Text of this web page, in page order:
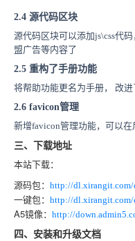
2.4 源代码区块
源代码区块可以添加js\css代
盟广告等内容了
2.5 重构了手册功能
将帮助功能更名为手册， 改进
2.6 favicon管理
新增favicon管理功能，可以
三、下载地址
本站下载：
源码包： http://dl.xirangit.com/
一键包： http://dl.xirangit.com/
A5镜像： http://
四、安装和升级文档